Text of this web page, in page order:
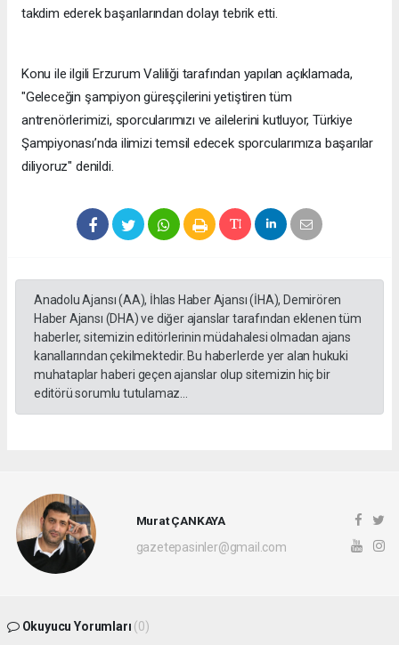
takdim ederek başarılarından dolayı tebrik etti.
Konu ile ilgili Erzurum Valiliği tarafından yapılan açıklamada,
"Geleceğin şampiyon güreşçilerini yetiştiren tüm
antrenörlerimizi, sporcularımızı ve ailelerini kutluyor, Türkiye
Şampiyonası’nda ilimizi temsil edecek sporcularımıza başarılar
diliyoruz" denildi.
Anadolu Ajansı (AA), İhlas Haber Ajansı (İHA), Demirören
Haber Ajansı (DHA) ve diğer ajanslar tarafından eklenen tüm
haberler, sitemizin editörlerinin müdahalesi olmadan ajans
kanallarından çekilmektedir. Bu haberlerde yer alan hukuki
muhataplar haberi geçen ajanslar olup sitemizin hiç bir
editörü sorumlu tutulamaz...
Murat ÇANKAYA
gazetepasinler@gmail.com
Okuyucu Yorumları (0)